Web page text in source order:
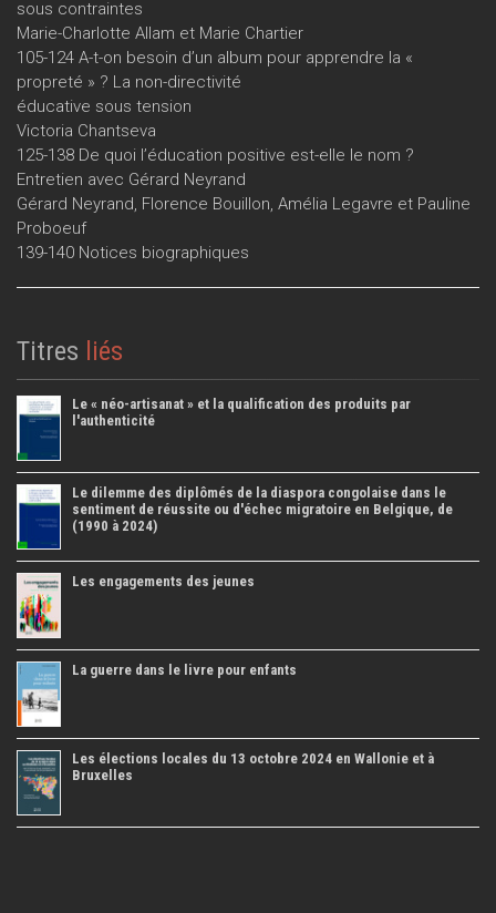
sous contraintes
Marie-Charlotte Allam et Marie Chartier
105-124 A-t-on besoin d’un album pour apprendre la «
propreté » ? La non-directivité
éducative sous tension
Victoria Chantseva
125-138 De quoi l’éducation positive est-elle le nom ?
Entretien avec Gérard Neyrand
Gérard Neyrand, Florence Bouillon, Amélia Legavre et Pauline
Proboeuf
139-140 Notices biographiques
Titres liés
Le « néo-artisanat » et la qualification des produits par
l'authenticité
Le dilemme des diplômés de la diaspora congolaise dans le
sentiment de réussite ou d'échec migratoire en Belgique, de
(1990 à 2024)
Les engagements des jeunes
La guerre dans le livre pour enfants
Les élections locales du 13 octobre 2024 en Wallonie et à
Bruxelles